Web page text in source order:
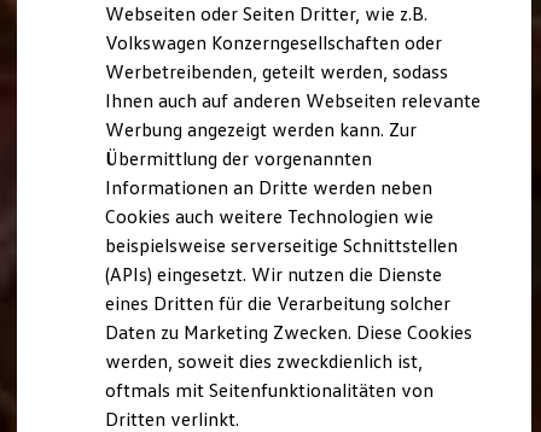
Volkswagen Kollektion
R-Kollektion
GTI Kollektion
Fußball Drop
we drive football
#wedriveproud
Besitzer und Service
myVolkswagen
Software Updates
Service und Ersatzteile
Inspektion und HU/AU
Reparaturen und Checks
Motorenöl und Flüssigkeiten
Räder und Reifen
Pannen- und Unfallhilfe
Economy Service
Volkswagen Teile
Zubehör
Modellspezifisches Zubehör
Webseiten oder Seiten Dritter, wie z.B.
Volkswagen Konzerngesellschaften oder
Werbetreibenden, geteilt werden, sodass
Ihnen auch auf anderen Webseiten relevante
Werbung angezeigt werden kann. Zur
Übermittlung der vorgenannten
Informationen an Dritte werden neben
Cookies auch weitere Technologien wie
beispielsweise serverseitige Schnittstellen
(APIs) eingesetzt. Wir nutzen die Dienste
eines Dritten für die Verarbeitung solcher
Daten zu Marketing Zwecken. Diese Cookies
werden, soweit dies zweckdienlich ist,
oftmals mit Seitenfunktionalitäten von
Dritten verlinkt.